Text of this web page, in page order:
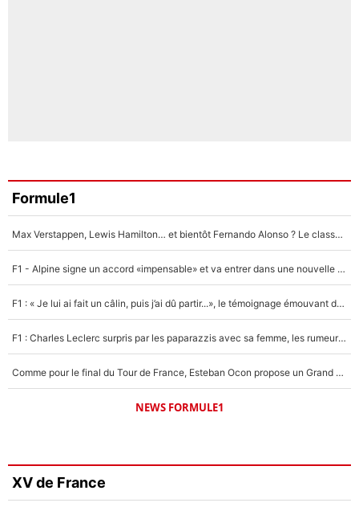
Formule1
Max Verstappen, Lewis Hamilton… et bientôt Fernando Alonso ? Le classement des pilotes les mieux payés en Formule 1 risque de changer !
F1 - Alpine signe un accord «impensable» et va entrer dans une nouvelle dimension : Grande nouvelle pour Pierre Gasly !
F1 : « Je lui ai fait un câlin, puis j’ai dû partir...», le témoignage émouvant de Max Verstappen sur sa fille
F1 : Charles Leclerc surpris par les paparazzis avec sa femme, les rumeurs étaient vraies !
Comme pour le final du Tour de France, Esteban Ocon propose un Grand Prix de Formule 1 à Paris : «Autour de l’Arc de Triomphe, ce serait génial» !
NEWS FORMULE1
XV de France